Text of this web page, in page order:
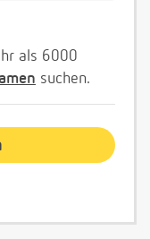
als 6000
suchen.